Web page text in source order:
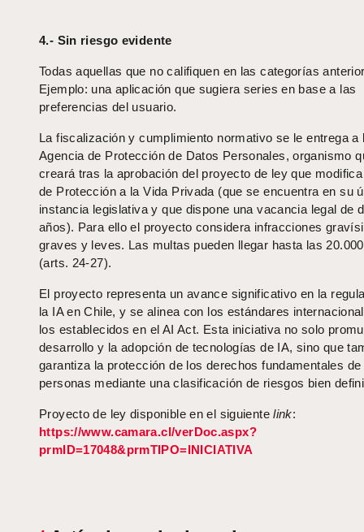
4.- Sin riesgo evidente
Todas aquellas que no califiquen en las categorías
Ejemplo: una aplicación que sugiera series en base a las
preferencias del usuario.
La fiscalización y cumplimiento normativo se le entrega a
Agencia de Protección de Datos Personales, organismo
creará tras la aprobación del proyecto de ley que
de Protección a la Vida Privada (que se encuentra en su
instancia legislativa y que dispone una vacancia legal de
años). Para ello el proyecto considera infracciones
graves y leves. Las multas pueden llegar hasta las
(arts. 24-27).
El proyecto representa un avance significativo en la
la IA en Chile, y se alinea con los estándares
los establecidos en el AI Act. Esta iniciativa no solo
desarrollo y la adopción de tecnologías de IA, sino que
garantiza la protección de los derechos fundamentales de
personas mediante una clasificación de riesgos bien
Proyecto de ley disponible en el siguientelink:
https://www.camara.cl/verDoc.aspx?
prmID=17048&prmTIPO=INICIATIVA